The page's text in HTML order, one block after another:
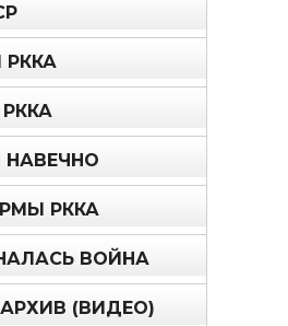
НАВЕЧНО
РККА
ВОЙНА
(ВИДЕО)